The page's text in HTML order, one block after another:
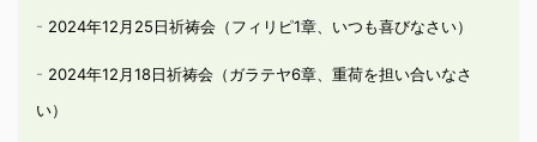
2024年12月25日祈祷会（フィリピ1章、いつも喜びなさい）
2024年12月18日祈祷会（ガラテヤ6章、重荷を担い合いなさ
い）